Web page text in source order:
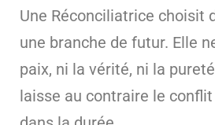
Une Réconciliatrice choisit
une branche de futur. Elle
paix, ni la vérité, ni la
laisse au contraire le conflit